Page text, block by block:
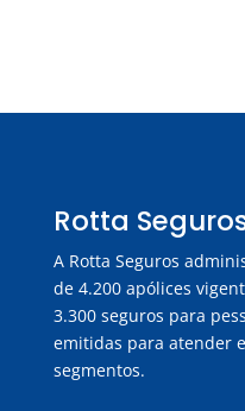
Rotta
A Rotta Seguros
de 4.200 apólices
3.300 seguros para
emitidas para atender
segmentos.